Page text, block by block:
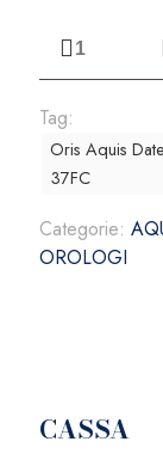
Aquis
Date
43.50
mm
733
7789
quantità
Tag:
Oris Aquis
37FC
Categorie:
OROLOGI
CASSA